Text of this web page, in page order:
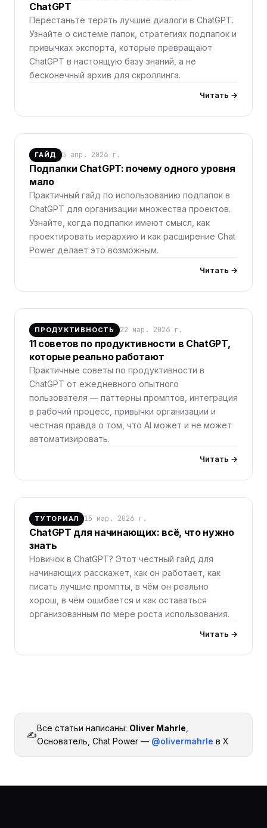
ChatGPT
Перестаньте терять лучшие диалоги в ChatGPT.
Узнайте о системе папок, стратегиях подпапок и
привычках экспорта, которые превращают
ChatGPT в настоящую базу знаний, а не
бесконечный архив для скроллинга.
Читать →
ГАЙД 5 апр. 2026 г.
Подпапки ChatGPT: почему одного уровня
мало
Практичный гайд по использованию подпапок в
ChatGPT для организации множества проектов.
Узнайте, когда подпапки имеют смысл, как
проектировать иерархию и как расширение Chat
Power делает это возможным.
Читать →
ПРОДУКТИВНОСТЬ 22 мар. 2026 г.
11 советов по продуктивности в ChatGPT,
которые реально работают
Практичные советы по продуктивности в
ChatGPT от ежедневного опытного
пользователя — паттерны промптов, интеграция
в рабочий процесс, привычки организации и
честная правда о том, что AI может и не может
автоматизировать.
Читать →
ТУТОРИАЛ 15 мар. 2026 г.
ChatGPT для начинающих: всё, что нужно
знать
Новичок в ChatGPT? Этот честный гайд для
начинающих расскажет, как он работает, как
писать лучшие промпты, в чём он реально
хорош, в чём ошибается и как оставаться
организованным по мере роста использования.
Читать →
✍️
Все статьи написаны: Oliver Mahrle
Основатель, Chat Power — @olivermahrle в X